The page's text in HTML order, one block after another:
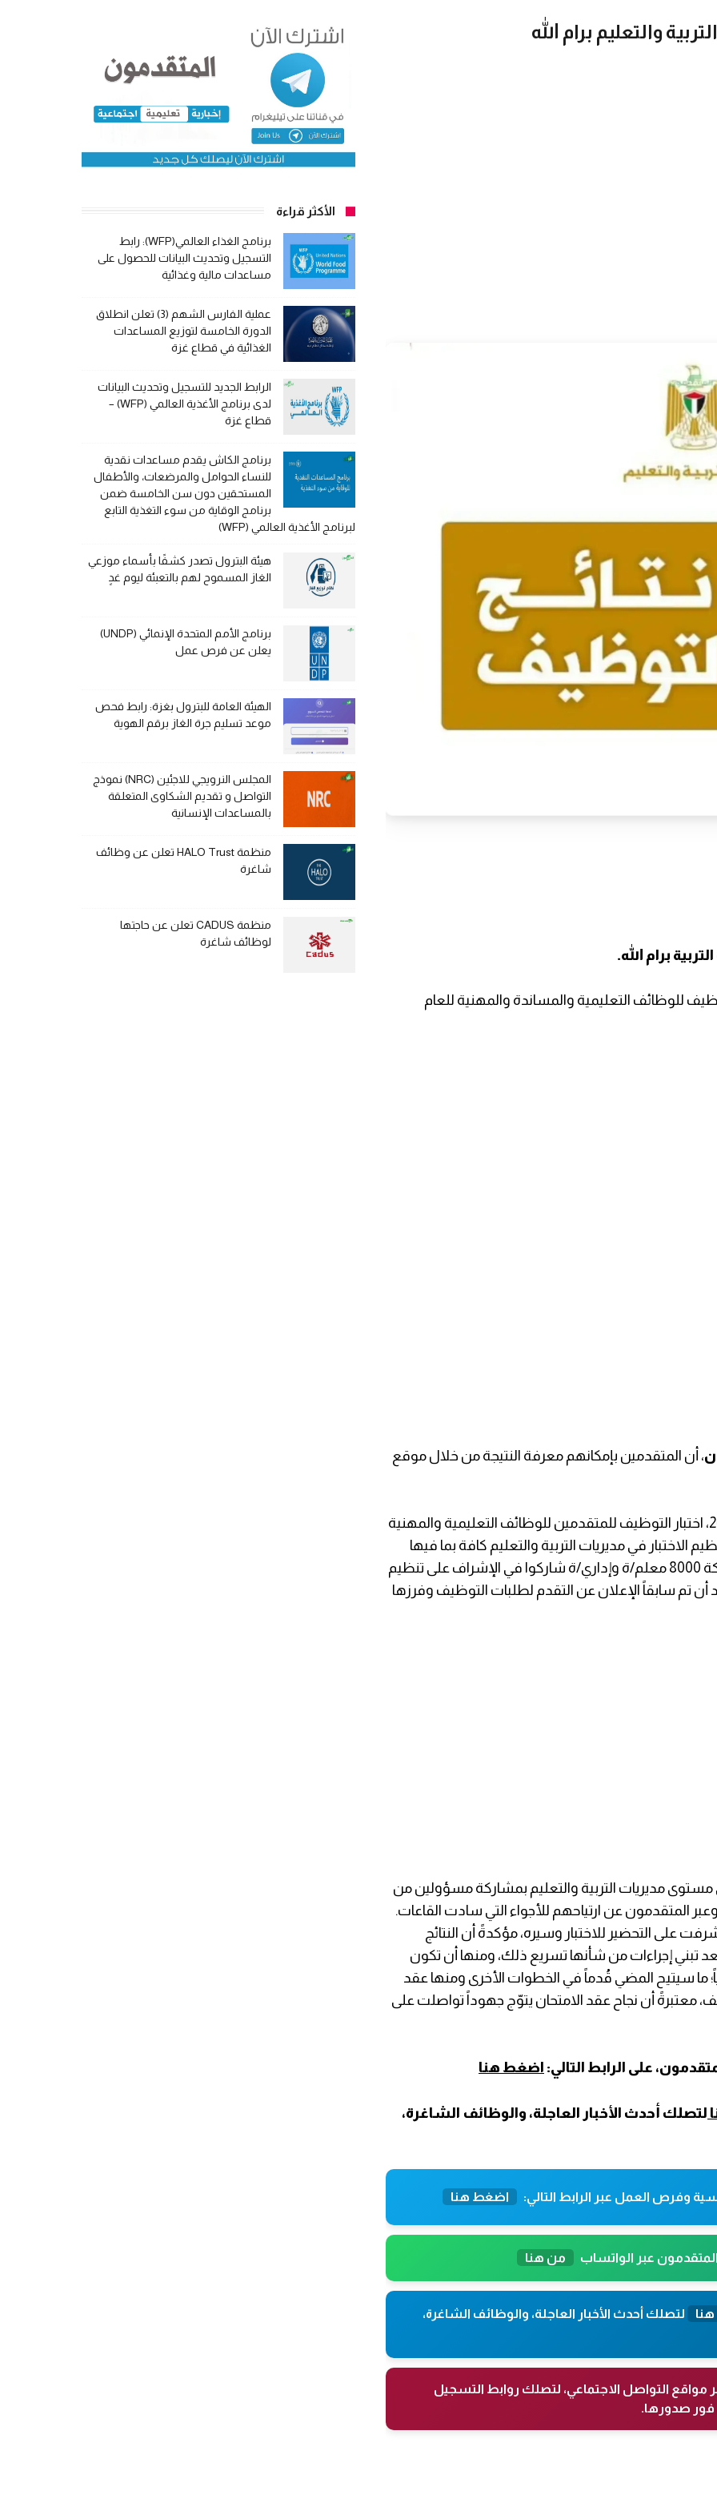
والتعليم برام الله
للوظائف التعليمية والمساندة والمهنية للعام
، أن المتقدمين بإمكانهم معرفة النتيجة من خلال موقع
وكانت وزارة التربية، قد عقدت بتاريخ 08 أبريل 2023، اختبار التوظيف للمتقدمين للوظائف التعليمية والمهنية
ة، حيث تم تنظيم الاختبار في مديريات التربية والتعليم كافة بما فيها
القدس ، وتوزّع المشاركون على 270 قاعة بمشاركة 8000 معلم/ة وإداري/ة شاركوا في الإشراف على تنظيم
أن تم سابقاً الإعلان عن التقدم لطلبات التوظيف وفرزها
مستوى مديريات التربية والتعليم بمشاركة مسؤولين من
المتقدمون عن ارتياحهم للأجواء التي سادت القاعات.
على التحضير للاختبار وسيره، مؤكدةً أن النتائج
تبني إجراءات من شأنها تسريع ذلك، ومنها أن تكون
ما سيتيح المضي قُدماً في الخطوات الأخرى ومنها عقد
معتبرةً أن نجاح عقد الامتحان يتوّج جهوداً تواصلت على
على الرابط التالي: اضغط هنا
لتصلك أحدث الأخبار العاجلة، والوظائف الشاغرة،
وفرص العمل عبر الرابط التالي: اضغط هنا
عبر الواتساب من هنا
لتصلك أحدث الأخبار العاجلة، والوظائف الشاغرة،
مواقع التواصل الاجتماعي، لتصلك روابط التسجيل
فور صدورها.
الأكثر قراءة
برنامج الغذاء العالمي(WFP): رابط
التسجيل وتحديث البيانات للحصول على
مساعدات مالية وغذائية
عملية الفارس الشهم (3) تعلن انطلاق
الدورة الخامسة لتوزيع المساعدات
الغذائية في قطاع غزة
الرابط الجديد للتسجيل وتحديث البيانات
لدى برنامج الأغذية العالمي (WFP) –
قطاع غزة
برنامج الكاش يقدم مساعدات نقدية
للنساء الحوامل والمرضعات، والأطفال
المستحقين دون سن الخامسة ضمن
برنامج الوقاية من سوء التغذية التابع
لبرنامج الأغذية العالمي (WFP)
هيئة البترول تصدر كشفًا بأسماء موزعي
الغاز المسموح لهم بالتعبئة ليوم غدٍ
برنامج الأمم المتحدة الإنمائي (UNDP)
يعلن عن فرص عمل
الهيئة العامة للبترول بغزة: رابط فحص
موعد تسليم جرة الغاز برقم الهوية
المجلس النرويجي للاجئين (NRC) نموذج
التواصل و تقديم الشكاوى المتعلقة
بالمساعدات الإنسانية
منظمة HALO Trust تعلن عن وظائف
شاغرة
منظمة CADUS تعلن عن حاجتها
لوظائف شاغرة